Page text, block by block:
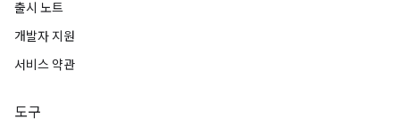
출시 노트
개발자 지원
서비스 약관
도구